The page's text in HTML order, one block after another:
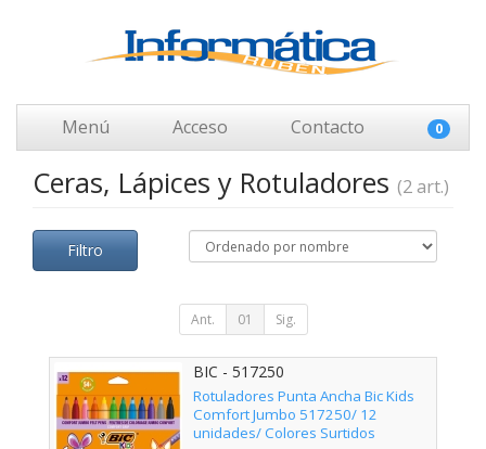
Menú Acceso Contacto 0
Ceras, Lápices y Rotuladores (2 art.)
Filtro
Ant. 01 Sig.
BIC - 517250
Rotuladores Punta Ancha Bic Kids
Comfort Jumbo 517250/ 12
unidades/ Colores Surtidos